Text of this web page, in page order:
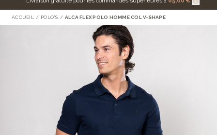
ACCUEIL / POLO'S / ALCA FLEX POLO HOMME COL V‑SHAPE